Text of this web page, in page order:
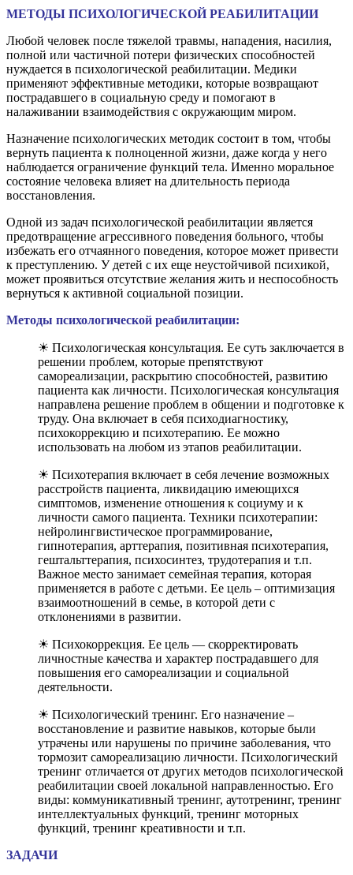
МЕТОДЫ ПСИХОЛОГИЧЕСКОЙ РЕАБИЛИТАЦИИ
Любой человек после тяжелой травмы, нападения, насилия,
полной или частичной потери физических способностей
нуждается в психологической реабилитации. Медики
применяют эффективные методики, которые возвращают
пострадавшего в социальную среду и помогают в
налаживании взаимодействия с окружающим миром.
Назначение психологических методик состоит в том, чтобы
вернуть пациента к полноценной жизни, даже когда у него
наблюдается ограничение функций тела. Именно моральное
состояние человека влияет на длительность периода
восстановления.
Одной из задач психологической реабилитации является
предотвращение агрессивного поведения больного, чтобы
избежать его отчаянного поведения, которое может привести
к преступлению. У детей с их еще неустойчивой психикой,
может проявиться отсутствие желания жить и неспособность
вернуться к активной социальной позиции.
Методы психологической реабилитации:
☀ Психологическая консультация. Ее суть заключается в
решении проблем, которые препятствуют
самореализации, раскрытию способностей, развитию
пациента как личности. Психологическая консультация
направлена решение проблем в общении и подготовке к
труду. Она включает в себя психодиагностику,
психокоррекцию и психотерапию. Ее можно
использовать на любом из этапов реабилитации.
☀ Психотерапия включает в себя лечение возможных
расстройств пациента, ликвидацию имеющихся
симптомов, изменение отношения к социуму и к
личности самого пациента. Техники психотерапии:
нейролингвистическое программирование,
гипнотерапия, арттерапия, позитивная психотерапия,
гештальттерапия, психосинтез, трудотерапия и т.п.
Важное место занимает семейная терапия, которая
применяется в работе с детьми. Ее цель – оптимизация
взаимоотношений в семье, в которой дети с
отклонениями в развитии.
☀ Психокоррекция. Ее цель — скорректировать
личностные качества и характер пострадавшего для
повышения его самореализации и социальной
деятельности.
☀ Психологический тренинг. Его назначение –
восстановление и развитие навыков, которые были
утрачены или нарушены по причине заболевания, что
тормозит самореализацию личности. Психологический
тренинг отличается от других методов психологической
реабилитации своей локальной направленностью. Его
виды: коммуникативный тренинг, аутотренинг, тренинг
интеллектуальных функций, тренинг моторных
функций, тренинг креативности и т.п.
ЗАДАЧИ